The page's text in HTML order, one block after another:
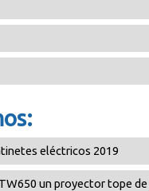
eléctricos 2019
un proyector tope de